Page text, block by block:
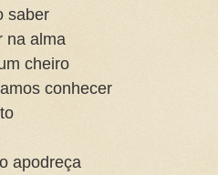
saber
na alma
cheiro
conhecer
apodreça